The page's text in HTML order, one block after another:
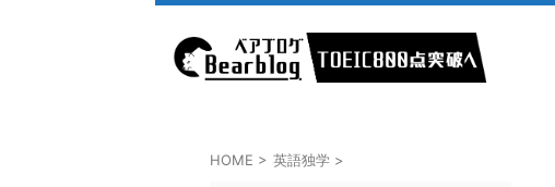
HOME > 英語独学 >